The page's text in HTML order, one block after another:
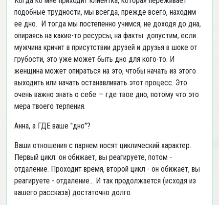
подобные трудности, мы всегда, прежде всего, находим
ее дно. И тогда мы постепенно учимся, не доходя до дна,
опираясь на какие-то ресурсы, на факты: допустим, если
мужчина кричит в присутствии друзей и друзья в шоке от
грубости, это уже может быть дно для кого-то. И
женщина может опираться на это, чтобы начать из этого
выходить или начать останавливать этот процесс. Это
очень важно знать о себе — где твое дно, потому что это
мера твоего терпения.
Анна, а ГДЕ ваше "дно"?
Ваши отношения с парнем носят циклический характер.
Первый цикл: он обижает, вы реагируете, потом -
отдаление. Проходит время, второй цикл - он обижает, вы
реагируете - отдаление... И так продолжается (исходя из
вашего рассказа) достаточно долго.